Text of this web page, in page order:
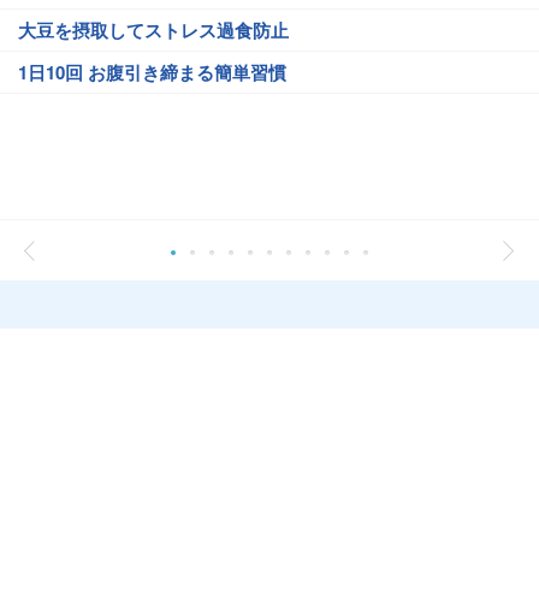
大豆を摂取してストレス過食防止
1日10回 お腹引き締まる簡単習慣